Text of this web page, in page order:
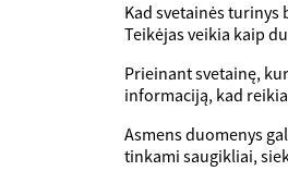
Kad svetainės
Teikėjas veikia kaip
Prieinant svetainę,
informaciją, kad
Asmens duomenys
tinkami saugikliai,